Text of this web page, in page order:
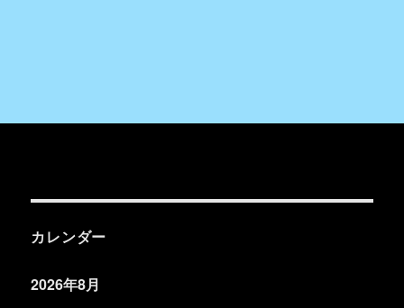
カレンダー
2026年8月